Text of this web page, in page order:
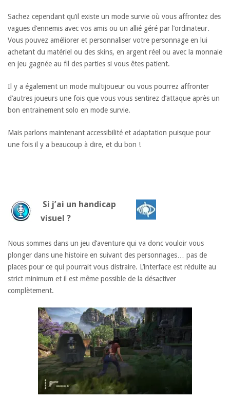
Sachez cependant qu’il existe un mode survie où vous affrontez des
vagues d’ennemis avec vos amis ou un allié géré par l’ordinateur.
Vous pouvez améliorer et personnaliser votre personnage en lui
achetant du matériel ou des skins, en argent réel ou avec la monnaie
en jeu gagnée au fil des parties si vous êtes patient.
Il y a également un mode multijoueur ou vous pourrez affronter
d’autres joueurs une fois que vous vous sentirez d’attaque après un
bon entrainement solo en mode survie.
Mais parlons maintenant accessibilité et adaptation puisque pour
une fois il y a beaucoup à dire, et du bon !
Si j’ai un handicap
visuel ?
Nous sommes dans un jeu d’aventure qui va donc vouloir vous
plonger dans une histoire en suivant des personnages… pas de
places pour ce qui pourrait vous distraire. L’interface est réduite au
strict minimum et il est même possible de la désactiver
complètement.